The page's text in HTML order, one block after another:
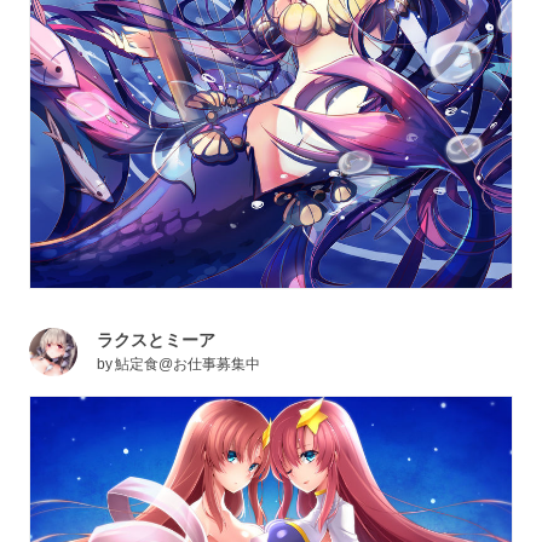
ラクスとミーア
by鮎定食@お仕事募集中